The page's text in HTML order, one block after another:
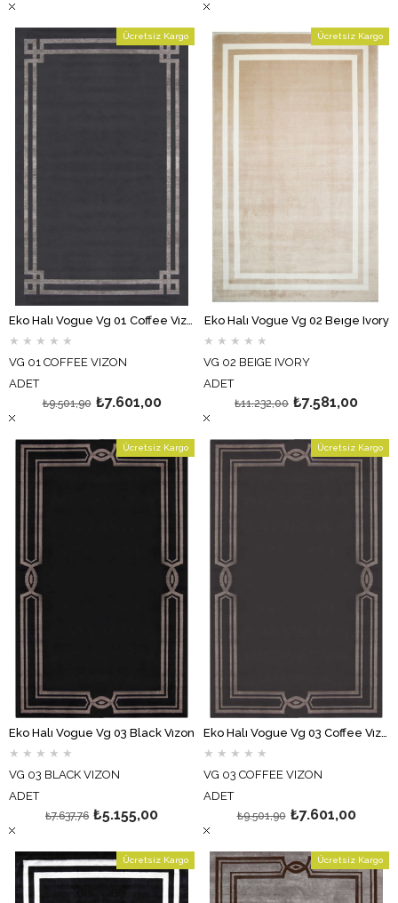
Eko Halı Vogue Vg 01 Coffee Vızon
★ ★ ★ ★ ★
VG 01 COFFEE VIZON
ADET
₺7.601,00
₺9.501,90
Ücretsiz Kargo
Eko Halı Vogue Vg 02 Beıge Ivory
★ ★ ★ ★ ★
VG 02 BEIGE IVORY
ADET
₺7.581,00
₺11.232,00
Ücretsiz Kargo
Eko Halı Vogue Vg 03 Black Vızon
★ ★ ★ ★ ★
VG 03 BLACK VIZON
ADET
₺5.155,00
₺7.637,76
Ücretsiz Kargo
★ ★ ★ ★ ★
VG 03 COFFEE VIZON
ADET
₺7.601,00
₺9.501,90
Ücretsiz Kargo
Ücretsiz Kargo Ücretsiz Kargo